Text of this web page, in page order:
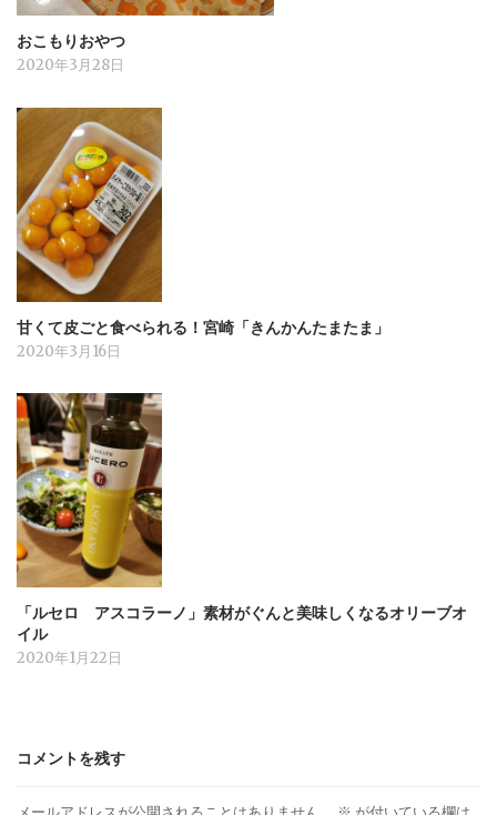
おこもりおやつ
2020年3月28日
甘くて皮ごと食べられる！宮崎「きんかんたまたま」
2020年3月16日
「ルセロ アスコラーノ」素材がぐんと美味しくなるオリーブオ
イル
2020年1月22日
コメントを残す